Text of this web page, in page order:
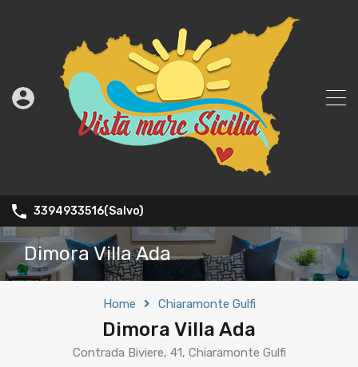
3394933516(Salvo)
Dimora Villa Ada
Home Chiaramonte Gulfi
Dimora Villa Ada
Contrada Biviere, 41, Chiaramonte Gulfi